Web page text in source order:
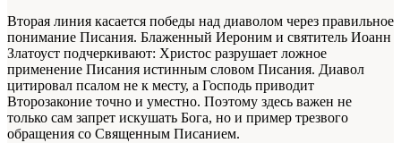
Вторая линия касается победы над диаволом через правильное
понимание Писания. Блаженный Иероним и святитель Иоанн
Златоуст подчеркивают: Христос разрушает ложное
применение Писания истинным словом Писания. Диавол
цитировал псалом не к месту, а Господь приводит
Второзаконие точно и уместно. Поэтому здесь важен не
только сам запрет искушать Бога, но и пример трезвого
обращения со Священным Писанием.